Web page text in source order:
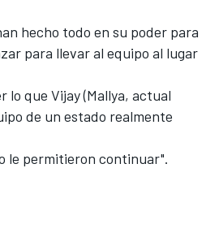
hecho todo en su poder para
para llevar al equipo al lugar
lo que Vijay (Mallya, actual
de un estado realmente
le permitieron continuar".